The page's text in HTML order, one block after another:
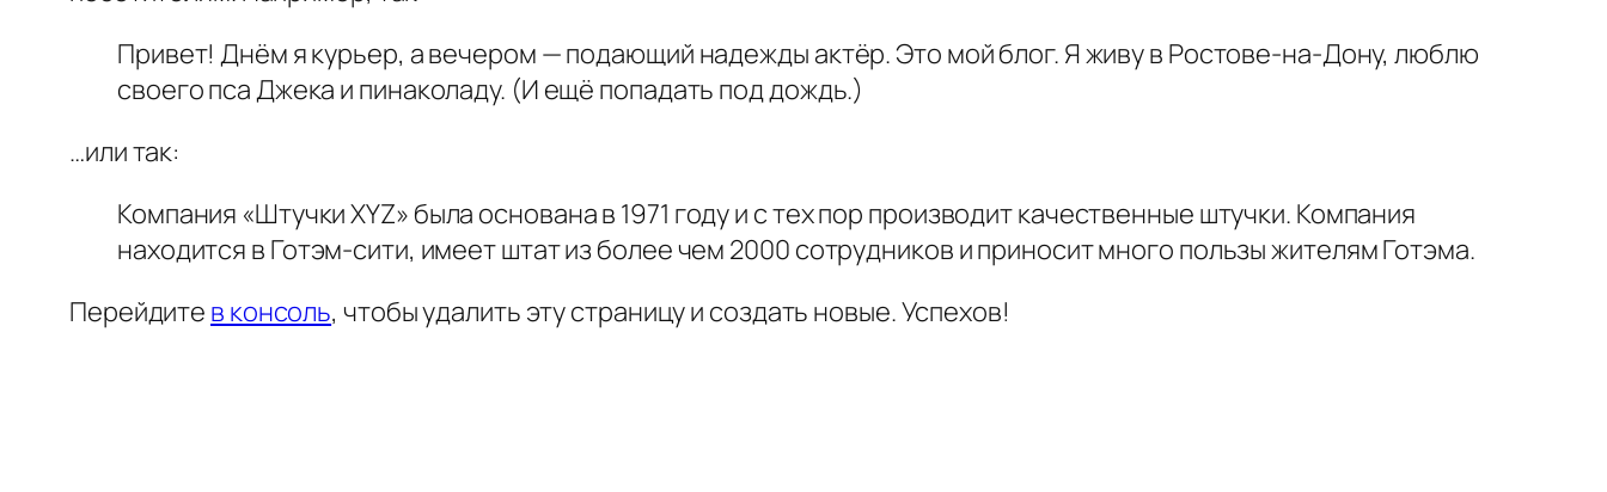
Привет! Днём я курьер, а вечером — подающий надежды актёр. Это мой блог. Я живу в Ростове-на-Дону, люблю
своего пса Джека и пинаколаду. (И ещё попадать под дождь.)
…или так:
Компания «Штучки XYZ» была основана в 1971 году и с тех пор производит качественные штучки. Компания
находится в Готэм-сити, имеет штат из более чем 2000 сотрудников и приносит много пользы жителям Готэма.
Перейдите в консоль, чтобы удалить эту страницу и создать новые. Успехов!